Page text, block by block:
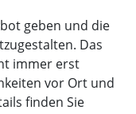
geben und die
Das
immer erst
vor Ort und
finden Sie